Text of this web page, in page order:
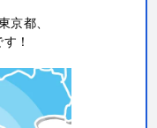
京都、
！